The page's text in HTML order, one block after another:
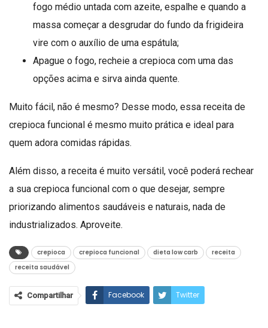
fogo médio untada com azeite, espalhe e quando a
massa começar a desgrudar do fundo da frigideira
vire com o auxílio de uma espátula;
Apague o fogo, recheie a crepioca com uma das
opções acima e sirva ainda quente.
Muito fácil, não é mesmo? Desse modo, essa receita de
crepioca funcional é mesmo muito prática e ideal para
quem adora comidas rápidas.
Além disso, a receita é muito versátil, você poderá rechear
a sua crepioca funcional com o que desejar, sempre
priorizando alimentos saudáveis e naturais, nada de
industrializados. Aproveite.
crepioca crepioca funcional dieta low carb
receita
receita saudável
Compartilhar Facebook Twitter